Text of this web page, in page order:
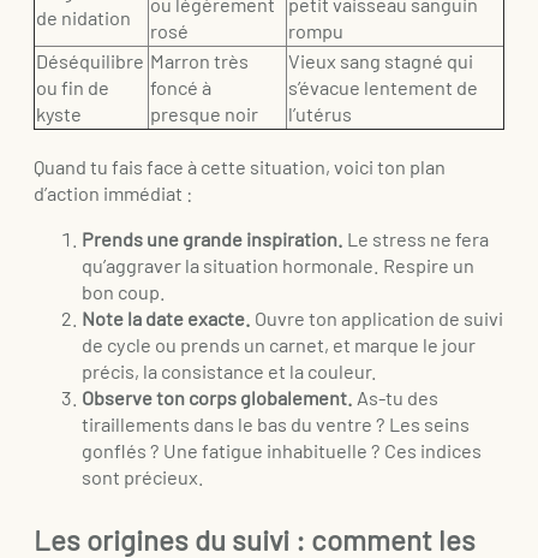
de nidation
rosé
rompu
Déséquilibre
ou fin de
kyste
Marron très
foncé à
presque noir
Vieux sang stagné qui
s’évacue lentement de
l’utérus
Quand tu fais face à cette situation, voici ton plan
d’action immédiat :
Prends une grande inspiration. Le stress ne fera
qu’aggraver la situation hormonale. Respire un
bon coup.
Note la date exacte. Ouvre ton application de suivi
de cycle ou prends un carnet, et marque le jour
précis, la consistance et la couleur.
Observe ton corps globalement. As-tu des
tiraillements dans le bas du ventre ? Les seins
gonflés ? Une fatigue inhabituelle ? Ces indices
sont précieux.
Les origines du suivi : comment les